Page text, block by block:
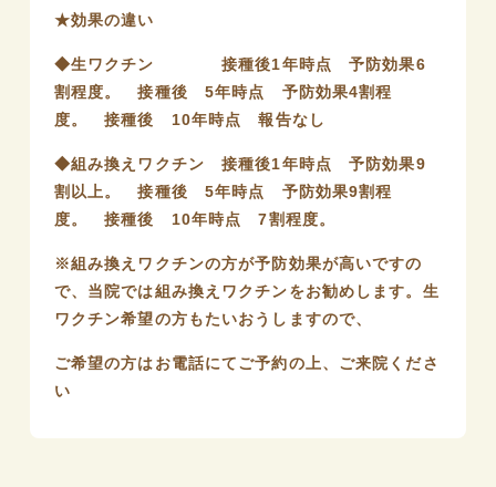
★効果の違い
◆生ワクチン 接種後1年時点 予防効果6
割程度。 接種後 5年時点 予防効果4割程
度。 接種後 10年時点 報告なし
◆組み換えワクチン 接種後1年時点 予防効果9
割以上。 接種後 5年時点 予防効果9割程
度。 接種後 10年時点 7割程度。
※組み換えワクチンの方が予防効果が高いですの
で、当院では組み換えワクチンをお勧めします。生
ワクチン希望の方もたいおうしますので、
ご希望の方はお電話にてご予約の上、ご来院くださ
い